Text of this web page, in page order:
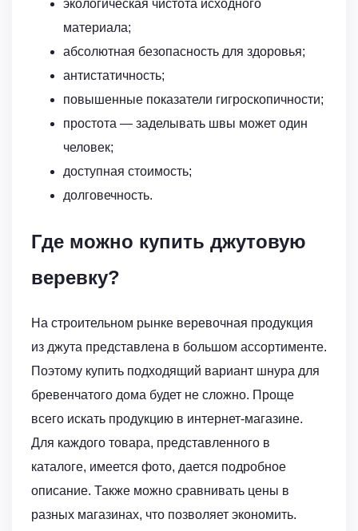
экологическая чистота исходного
материала;
абсолютная безопасность для здоровья;
антистатичность;
повышенные показатели гигроскопичности;
простота — заделывать швы может один
человек;
доступная стоимость;
долговечность.
Где можно купить джутовую
веревку?
На строительном рынке веревочная продукция
из джута представлена в большом ассортименте.
Поэтому купить подходящий вариант шнура для
бревенчатого дома будет не сложно. Проще
всего искать продукцию в интернет-магазине.
Для каждого товара, представленного в
каталоге, имеется фото, дается подробное
описание. Также можно сравнивать цены в
разных магазинах, что позволяет экономить.